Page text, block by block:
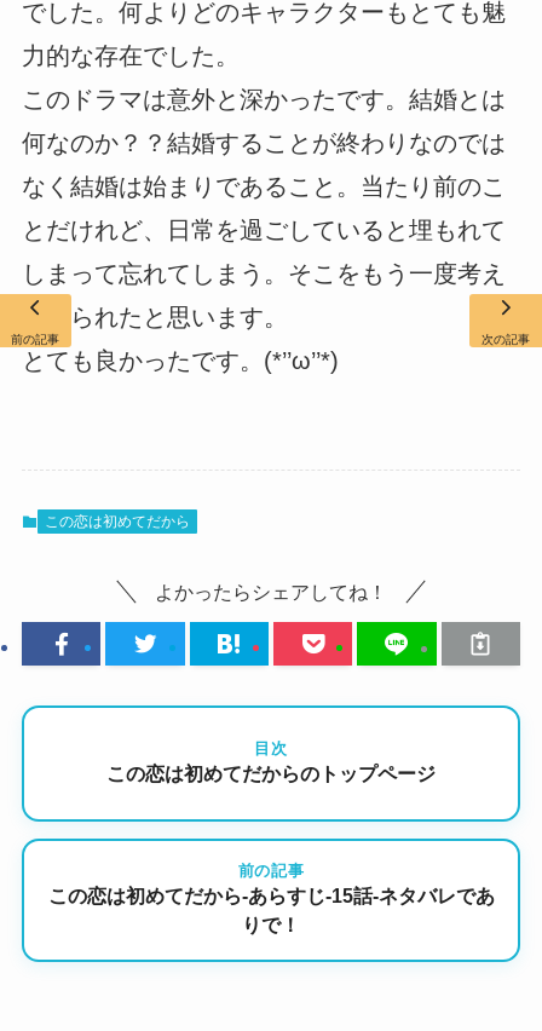
でした。何よりどのキャラクターもとても魅
力的な存在でした。
このドラマは意外と深かったです。結婚とは
何なのか？？結婚することが終わりなのでは
なく結婚は始まりであること。当たり前のこ
とだけれど、日常を過ごしていると埋もれて
しまって忘れてしまう。そこをもう一度考え
させられたと思います。
とても良かったです。(*’’ω’’*)
この恋は初めてだから
よかったらシェアしてね！
目次
この恋は初めてだからのトップページ
前の記事
この恋は初めてだから-あらすじ-15話-ネタバレであ
りで！
前の記事 次の記事